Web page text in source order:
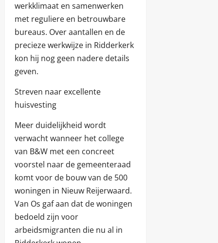
werkklimaat en samenwerken
met reguliere en betrouwbare
bureaus. Over aantallen en de
precieze werkwijze in Ridderkerk
kon hij nog geen nadere details
geven.
Streven naar excellente
huisvesting
Meer duidelijkheid wordt
verwacht wanneer het college
van B&W met een concreet
voorstel naar de gemeenteraad
komt voor de bouw van de 500
woningen in Nieuw Reijerwaard.
Van Os gaf aan dat de woningen
bedoeld zijn voor
arbeidsmigranten die nu al in